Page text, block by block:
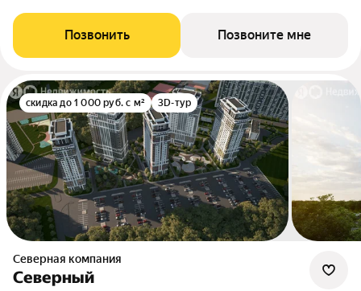
Позвонить Позвоните мне
скидка до 1 000 руб. с м² 3D-тур
Северная компания
Северный